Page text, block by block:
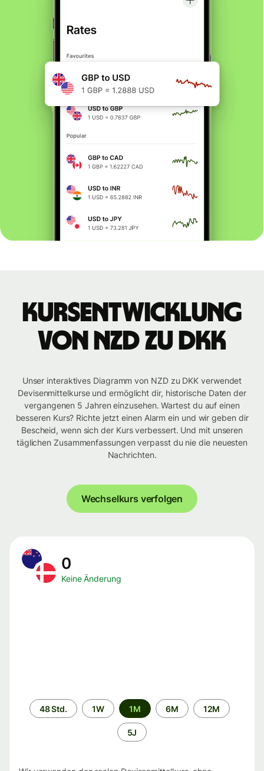
Kursentwicklung
von NZD zu DKK
Unser interaktives Diagramm von NZD zu DKK verwendet
Devisenmittelkurse und ermöglicht dir, historische Daten der
vergangenen 5 Jahren einzusehen. Wartest du auf einen
besseren Kurs? Richte jetzt einen Alarm ein und wir geben dir
Bescheid, wenn sich der Kurs verbessert. Und mit unseren
täglichen Zusammenfassungen verpasst du nie die neuesten
Nachrichten.
Wechselkurs verfolgen
0
Keine Änderung
Zeitraum
48 Std. 1W 1M 6M 12M
5J